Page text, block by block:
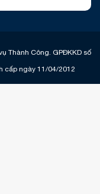
Thành Công. GPĐKKD số
cấp ngày 11/04/2012